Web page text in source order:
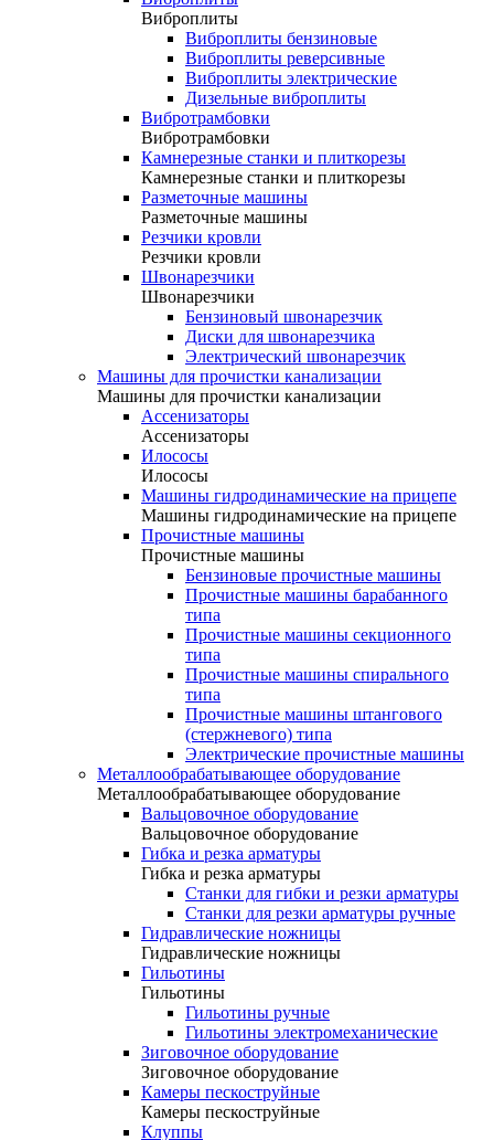
Виброплиты
Виброплиты бензиновые
Виброплиты реверсивные
Виброплиты электрические
Дизельные виброплиты
Вибротрамбовки
Вибротрамбовки
Камнерезные станки и плиткорезы
Камнерезные станки и плиткорезы
Разметочные машины
Разметочные машины
Резчики кровли
Резчики кровли
Швонарезчики
Швонарезчики
Бензиновый швонарезчик
Диски для швонарезчика
Электрический швонарезчик
Машины для прочистки канализации
Машины для прочистки канализации
Ассенизаторы
Ассенизаторы
Илососы
Илососы
Машины гидродинамические на прицепе
Машины гидродинамические на прицепе
Прочистные машины
Прочистные машины
Бензиновые прочистные машины
Прочистные машины барабанного
типа
Прочистные машины секционного
типа
Прочистные машины спирального
типа
Прочистные машины штангового
(стержневого) типа
Электрические прочистные машины
Металлообрабатывающее оборудование
Металлообрабатывающее оборудование
Вальцовочное оборудование
Вальцовочное оборудование
Гибка и резка арматуры
Гибка и резка арматуры
Станки для гибки и резки арматуры
Станки для резки арматуры ручные
Гидравлические ножницы
Гидравлические ножницы
Гильотины
Гильотины
Гильотины ручные
Гильотины электромеханические
Зиговочное оборудование
Зиговочное оборудование
Камеры пескоструйные
Камеры пескоструйные
Клуппы